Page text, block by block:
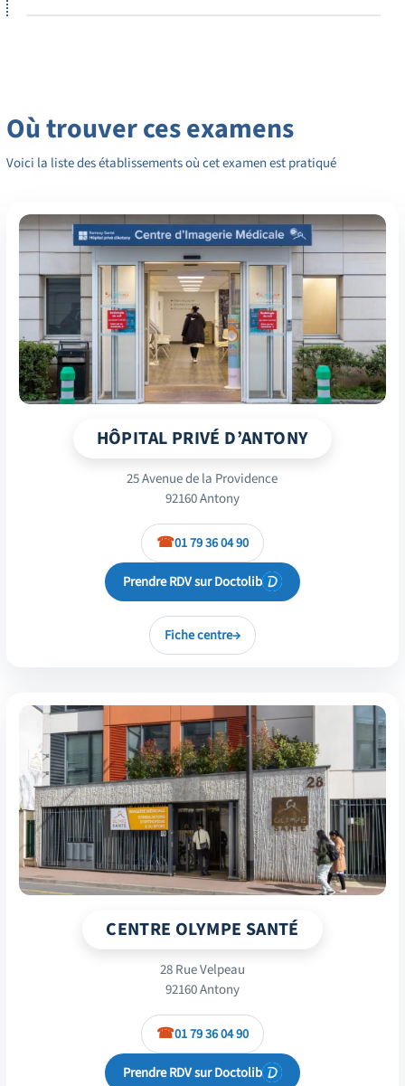
Où trouver ces examens
Voici la liste des établissements où cet examen est pratiqué
HÔPITAL PRIVÉ D’ANTONY
25 Avenue de la Providence
92160 Antony
01 79 36 04 90
Prendre RDV sur Doctolib
Fiche centre→
CENTRE OLYMPE SANTÉ
28 Rue Velpeau
92160 Antony
01 79 36 04 90
Prendre RDV sur Doctolib